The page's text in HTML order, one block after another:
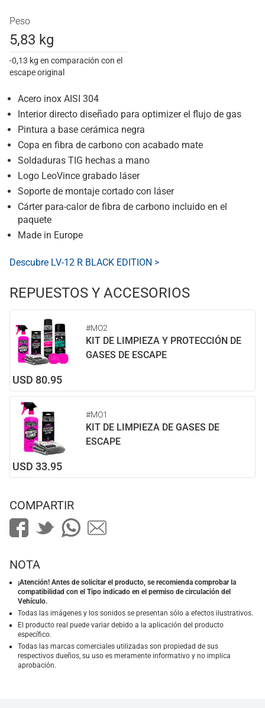
Peso
5,83 kg
-0,13 kg en comparación con el
escape original
Acero inox AISI 304
Interior directo diseñado para optimizer el flujo de gas
Pintura a base cerámica negra
Copa en fibra de carbono con acabado mate
Soldaduras TIG hechas a mano
Logo LeoVince grabado láser
Soporte de montaje cortado con láser
Cárter para-calor de fibra de carbono incluido en el
paquete
Made in Europe
Descubre LV-12 R BLACK EDITION >
REPUESTOS Y ACCESORIOS
#MO2
KIT DE LIMPIEZA Y PROTECCIÓN DE
GASES DE ESCAPE
USD 80.95
#MO1
KIT DE LIMPIEZA DE GASES DE
ESCAPE
USD 33.95
COMPARTIR
NOTA
¡Atención! Antes de solicitar el producto, se recomienda comprobar la
compatibilidad con el Tipo indicado en el permiso de circulación del
Vehículo.
Todas las imágenes y los sonidos se presentan sólo a efectos ilustrativos.
El producto real puede variar debido a la aplicación del producto
específico.
Todas las marcas comerciales utilizadas son propiedad de sus
respectivos dueños, su uso es meramente informativo y no implica
aprobación.